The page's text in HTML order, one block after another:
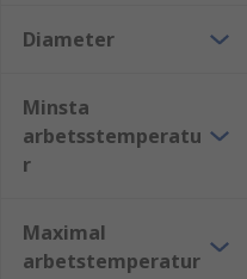
Diameter
Minsta
arbetsstemperatu
r
Maximal
arbetstemperatur